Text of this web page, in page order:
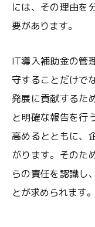
には、その理由を
要があります。
IT導入補助金の管
守することだけで
発展に貢献するた
と明確な報告を行
高めるとともに、
がります。そのた
らの責任を認識し
とが求められます。